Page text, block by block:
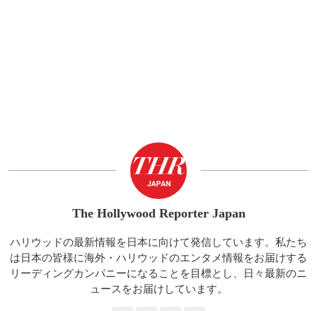
The Hollywood Reporter Japan
ハリウッドの最新情報を日本に向けて発信しています。私たち
は日本の皆様に海外・ハリウッドのエンタメ情報をお届けする
リーディングカンパニーになることを目標とし、日々最新のニ
ュースをお届けしています。